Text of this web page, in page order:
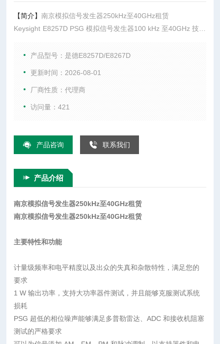
【简介】南京模拟信号发生器250kHz至40GHz租赁
Keysight E8257D PSG 模拟信号发生器100 kHz 至40GHz 技术
21 dBm 1 GHz 时，20 kHz 频偏处的相位噪声 -143 dBc/Hz 频
产品型号：是德E8257D/E8267D
更新时间：2026-08-01
厂商性质：代理商
访问量：421
产品咨询 联系我们
产品介绍
南京模拟信号发生器250kHz至40GHz租赁
南京模拟信号发生器250kHz至40GHz租赁
主要特性和功能
计量级频率和电平精度以及出众的失真和杂散特性，满足您的
要求
1 W 输出功率，支持大功率器件测试，并且能够克服测试系统
损耗
PSG 超低的相位噪声能够满足多普勒雷达、ADC 和接收机阻塞
测试的严格要求